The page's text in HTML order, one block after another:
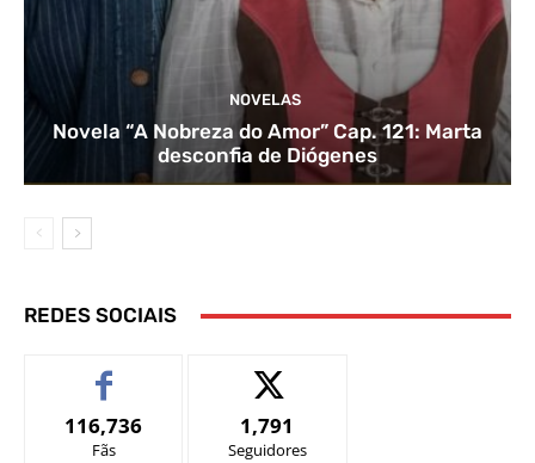
NOVELAS
Novela “A Nobreza do Amor” Cap. 121: Marta
desconfia de Diógenes
REDES SOCIAIS
116,736
Fãs
1,791
Seguidores